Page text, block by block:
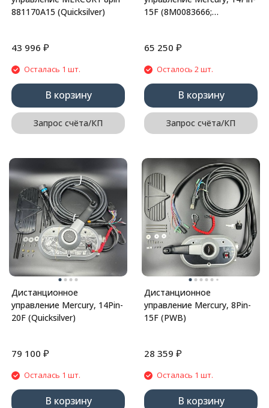
881170A15 (Quicksilver)
43 996 ₽
Осталась 1 шт.
В корзину
Запрос счёта/КП
15F (8M0083666;
65 250 ₽
Осталось 2 шт.
В корзину
Запрос счёта/КП
Дистанционное
управление Mercury, 14Pin-
20F (Quicksilver)
79 100 ₽
Осталась 1 шт.
В корзину
Дистанционное
управление Mercury, 8Pin-
15F (PWB)
28 359 ₽
Осталась 1 шт.
В корзину